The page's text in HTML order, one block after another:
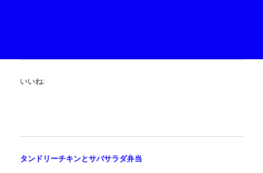
いいね:
タンドリーチキンとサバサラダ弁当